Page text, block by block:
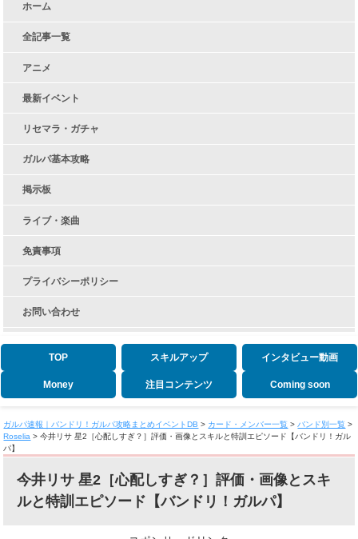
ホーム
全記事一覧
アニメ
最新イベント
リセマラ・ガチャ
ガルパ基本攻略
掲示板
ライブ・楽曲
免責事項
プライバシーポリシー
お問い合わせ
TOP スキルアップ インタビュー動画
Money 注目コンテンツ Coming soon
ガルパ速報｜バンドリ！ガルパ攻略まとめイベントDB > カード・メンバー一覧 > バンド別一覧 >
Roselia >今井リサ 星2［心配しすぎ？］評価・画像とスキルと特訓エピソード【バンドリ！ガル
パ】
今井リサ 星2［心配しすぎ？］評価・画像とスキ
ルと特訓エピソード【バンドリ！ガルパ】